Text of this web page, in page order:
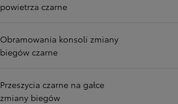
powietrza czarne
Obramowania konsoli zmiany
biegów czarne
Przeszycia czarne na gałce
zmiany biegów